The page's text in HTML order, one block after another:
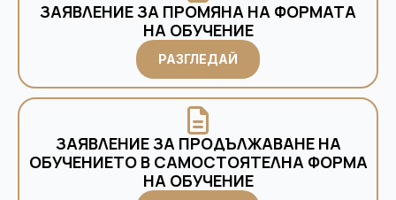
ЗАЯВЛЕНИЕ ЗА ПРОМЯНА НА ФОРМАТА
НА ОБУЧЕНИЕ
РАЗГЛЕДАЙ
ЗАЯВЛЕНИЕ ЗА ПРОДЪЛЖАВАНЕ НА
ОБУЧЕНИЕТО В САМОСТОЯТЕЛНА ФОРМА
НА ОБУЧЕНИЕ